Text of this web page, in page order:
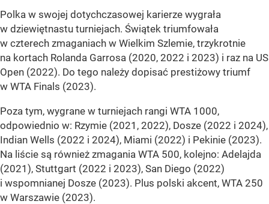
Polka w swojej dotychczasowej karierze wygrała
w dziewiętnastu turniejach. Świątek triumfowała
w czterech zmaganiach w Wielkim Szlemie, trzykrotnie
na kortach Rolanda Garrosa (2020, 2022 i 2023) i raz na US
Open (2022). Do tego należy dopisać prestiżowy triumf
w WTA Finals (2023).
Poza tym, wygrane w turniejach rangi WTA 1000,
odpowiednio w: Rzymie (2021, 2022), Dosze (2022 i 2024),
Indian Wells (2022 i 2024), Miami (2022) i Pekinie (2023).
Na liście są również zmagania WTA 500, kolejno: Adelajda
(2021), Stuttgart (2022 i 2023), San Diego (2022)
i wspomnianej Dosze (2023). Plus polski akcent, WTA 250
w Warszawie (2023).